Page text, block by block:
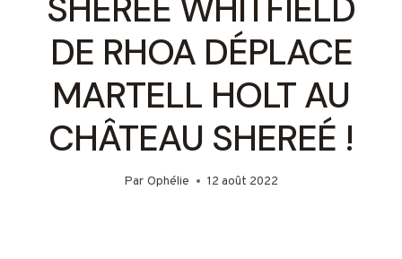
DE RHOA DÉPLACE
MARTELL HOLT AU
CHÂTEAU SHEREÉ !
Par Ophélie 12 août 2022